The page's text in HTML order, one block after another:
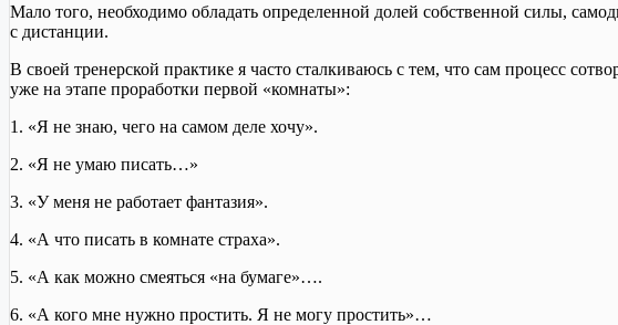
Мало того, необходимо обладать определенной долей собственной силы,
с дистанции.
В своей тренерской практике я часто сталкиваюсь с тем, что сам процесс
уже на этапе проработки первой «комнаты»:
1. «Я не знаю, чего на самом деле хочу».
2. «Я не умаю писать…»
3. «У меня не работает фантазия».
4. «А что писать в комнате страха».
5. «А как можно смеяться «на бумаге»….
6. «А кого мне нужно простить. Я не могу простить»…